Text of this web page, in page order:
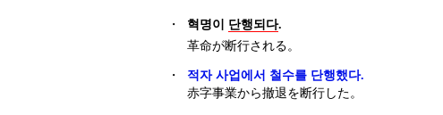
・ 혁명이 단행되다.
革命が断行される。
・
적자 사업에서 철수를 단행했다.
赤字事業から撤退を断行した。